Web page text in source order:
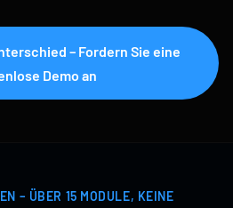
– Fordern Sie eine
Demo an
– ÜBER 15 MODULE, KEINE